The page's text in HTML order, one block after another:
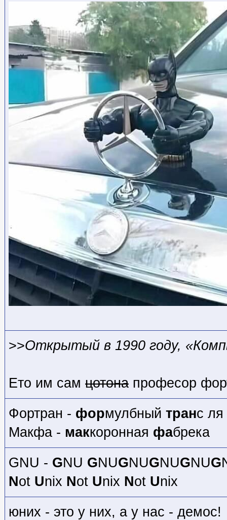
>>Открытый в 1990 году,
Ето им сам цотона професор
Фортран - формулбный транс ля
Макфа - маккоронная фабрека
GNU - GNU GNUGNUGNUGNUG
Not Unix Not Unix Not Unix
юних - это у них, а у нас - демос!